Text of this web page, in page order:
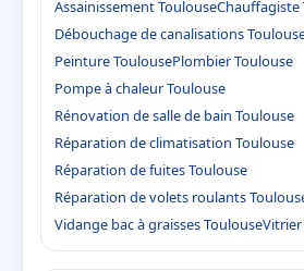
Assainissement ToulouseChauffagiste
Débouchage de canalisations
Peinture ToulousePlombier Toulouse
Pompe à chaleur Toulouse
Rénovation de salle de bain Toulouse
Réparation de climatisation Toulouse
Réparation de fuites Toulouse
Réparation de volets roulants
Vidange bac à graisses Toulouse